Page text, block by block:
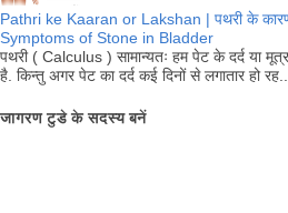
Pathri ke Kaaran or Lakshan | पथरी के
Symptoms of Stone in Bladder
पथरी ( Calculus ) सामान्यतः हम पेट के दर्द या
है. किन्तु अगर पेट का दर्द कई दिनों से लगातार हो रह...
जागरण टुडे के सदस्य बनें